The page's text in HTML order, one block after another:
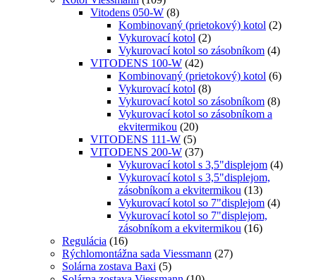
Vitodens 050-W (8)
Kombinovaný (prietokový) kotol (2)
Vykurovací kotol (2)
Vykurovací kotol so zásobníkom (4)
VITODENS 100-W (42)
Kombinovaný (prietokový) kotol (6)
Vykurovací kotol (8)
Vykurovací kotol so zásobníkom (8)
Vykurovací kotol so zásobníkom a
ekvitermikou (20)
VITODENS 111-W (5)
VITODENS 200-W (37)
Vykurovací kotol s 3,5"displejom (4)
Vykurovací kotol s 3,5"displejom,
zásobníkom a ekvitermikou (13)
Vykurovací kotol so 7"displejom (4)
Vykurovací kotol so 7"displejom,
zásobníkom a ekvitermikou (16)
Regulácia (16)
Rýchlomontážna sada Viessmann (27)
Solárna zostava Baxi (5)